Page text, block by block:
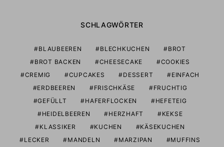
SCHLAGWÖRTER
BLAUBEEREN BLECHKUCHEN
BROT
BROT BACKEN
CHEESECAKE
COOKIES
CREMIG
CUPCAKES DESSERT
EINFACH
ERDBEEREN
FRISCHKÄSE
FRUCHTIG
GEFÜLLT
HAFERFLOCKEN
HEFETEIG
HEIDELBEEREN
HERZHAFT
KEKSE
KLASSIKER
KUCHEN
KÄSEKUCHEN
LECKER
MANDELN MARZIPAN
MUFFINS